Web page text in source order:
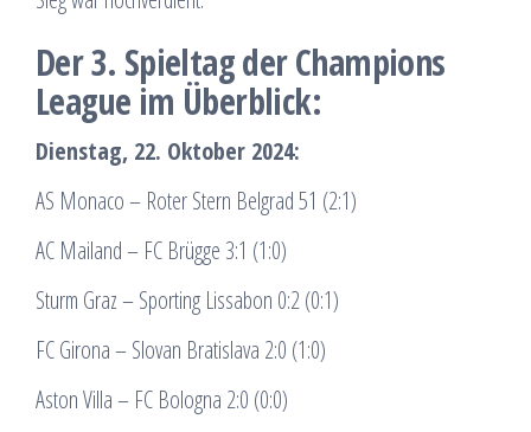
Der 3. Spieltag der Champions
League im Überblick:
Dienstag, 22. Oktober 2024:
AS Monaco – Roter Stern Belgrad 51 (2:1)
AC Mailand – FC Brügge 3:1 (1:0)
Sturm Graz – Sporting Lissabon 0:2 (0:1)
FC Girona – Slovan Bratislava 2:0 (1:0)
Aston Villa – FC Bologna 2:0 (0:0)